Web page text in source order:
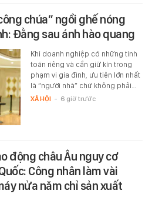
chúa” ngồi ghế nóng
Đằng sau ánh hào quang
Khi doanh nghiệp có những tính
toán riêng và cần giữ kín trong
phạm vi gia đình, ưu tiên lớn nhất
là “người nhà” chứ không phải…
XÃ HỘI - 6 giờ trước
động châu Âu nguy cơ
Công nhân làm vài
nửa năm chỉ sản xuất